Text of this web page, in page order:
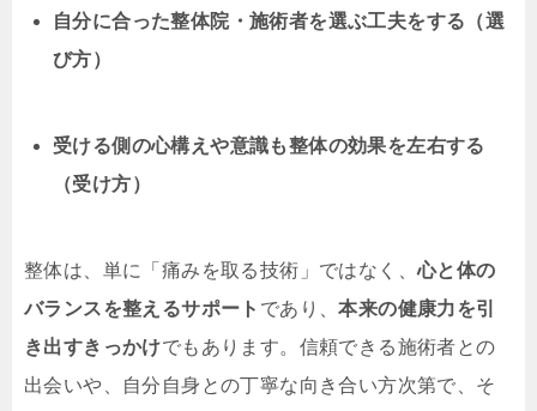
自分に合った整体院・施術者を選ぶ工夫をする（選
び方）
受ける側の心構えや意識も整体の効果を左右する
（受け方）
整体は、単に「痛みを取る技術」ではなく、心と体の
バランスを整えるサポート であり、本来の健康力を引
き出すきっかけでもあります。信頼できる施術者との
出会いや、自分自身との丁寧な向き合い方次第で、そ